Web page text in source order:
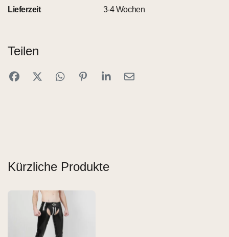
Lieferzeit 3-4 Wochen
Teilen
Kürzliche Produkte